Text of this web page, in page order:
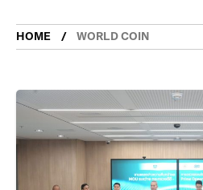
HOME WORLD COIN